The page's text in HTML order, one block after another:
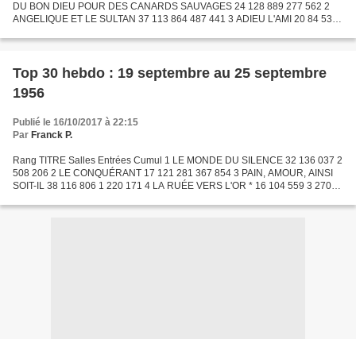
DU BON DIEU POUR DES CANARDS SAUVAGES 24 128 889 277 562 2
ANGELIQUE ET LE SULTAN 37 113 864 487 441 3 ADIEU L'AMI 20 84 536
D'UNE...
Top 30 hebdo : 19 septembre au 25 septembre
1956
Publié le 16/10/2017 à 22:15
Par Franck P.
Rang TITRE Salles Entrées Cumul 1 LE MONDE DU SILENCE 32 136 037 2
508 206 2 LE CONQUÉRANT 17 121 281 367 854 3 PAIN, AMOUR, AINSI
SOIT-IL 38 116 806 1 220 171 4 LA RUÉE VERS L'OR * 16 104 559 3 270